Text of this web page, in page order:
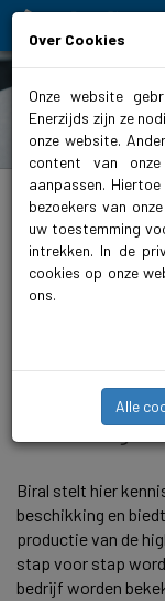
Over de
biral.nl > Campus > Over
Wat is de
Met de
van
opleiding
branche
Biral stelt hier
beschikking en
productie van de
stap voor stap
bedrijf worden
Over Cookies
Onze website
Enerzijds zijn ze
onze website.
content van
aanpassen.
bezoekers van
uw toestemming
intrekken. In de
cookies op onze
ons.
Alle